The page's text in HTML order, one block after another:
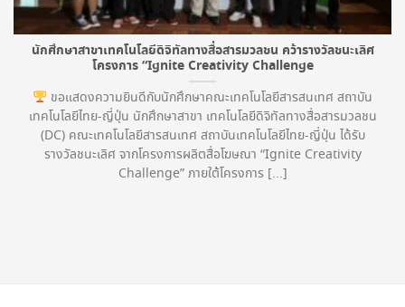
นักศึกษาสาขาเทคโนโลยีดิจิทัลทางสื่อสารมวลชน คว้ารางวัลชนะเลิศ
โครงการ “Ignite Creativity Challenge
ขอแสดงความยินดีกับนักศึกษาคณะเทคโนโลยีสารสนเทศ สถาบัน
เทคโนโลยีไทย-ญี่ปุ่น นักศึกษาสาขา เทคโนโลยีดิจิทัลทางสื่อสารมวลชน
(DC) คณะเทคโนโลยีสารสนเทศ สถาบันเทคโนโลยีไทย-ญี่ปุ่น ได้รับ
รางวัลชนะเลิศ จากโครงการผลิตสื่อโฆษณา “Ignite Creativity
Challenge” ภายใต้โครงการ [...]